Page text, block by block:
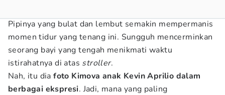
Pipinya yang bulat dan lembut semakin mempermanis
momen tidur yang tenang ini. Sungguh mencerminkan
seorang bayi yang tengah menikmati waktu
istirahatnya di atas stroller.
Nah, itu diafoto Kimova anak Kevin Aprilio dalam
berbagai ekspresi. Jadi, mana yang paling